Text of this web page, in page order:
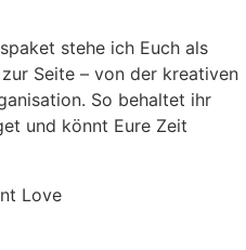
stehe ich Euch als
Seite – von der kreativen
So behaltet ihr
und könnt Eure Zeit